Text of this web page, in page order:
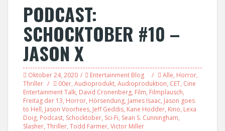
PODCAST:
SCHOCKTOBER #10 –
JASON X
Oktober 24, 2020 Entertainment Blog Alle, Horror,
Thriller
00er, Audioprodukt, Audioproduktion, CET, Cine
Entertainment Talk, David Cronenberg, Film, Filmplausch,
Freitag der 13, Horror, Hörsendung, James Isaac, Jason goes
to Hell, Jason Voorhees, Jeff Geddis, Kane Hodder, Kino, Lexa
Doig, Podcast, Schocktober, Sci-Fi, Sean S. Cunningham,
Slasher, Thriller, Todd Farmer, Victor Miller